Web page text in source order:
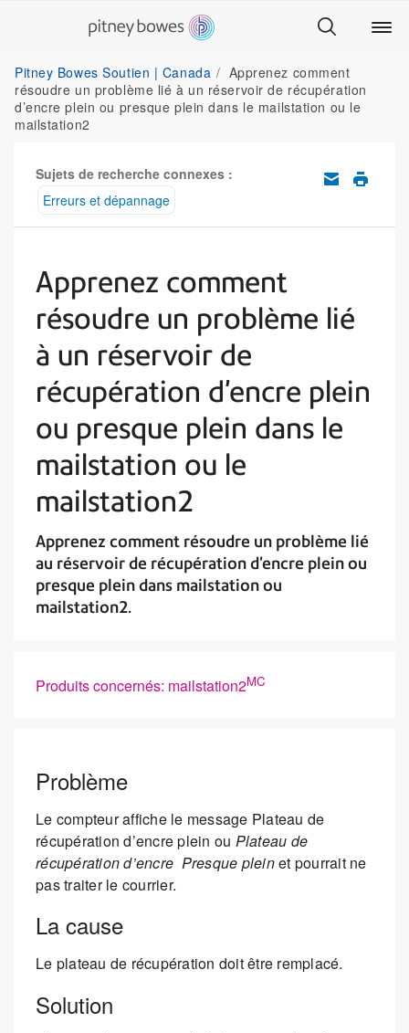
Pitney Bowes Soutien | Canada
Apprenez comment
résoudre un problème lié à un réservoir de récupération
d’encre plein ou presque plein dans le mailstation ou le
mailstation2
Sujets de recherche connexes :
Erreurs et dépannage
Apprenez comment
résoudre un problème lié
à un réservoir de
récupération d’encre plein
ou presque plein dans le
mailstation ou le
mailstation2
Apprenez comment résoudre un problème lié
au réservoir de récupération d’encre plein ou
presque plein dans mailstation ou
mailstation2.
Produits concernés: mailstation2MC
Problème
Le compteur affiche le message Plateau de
récupération d’encre plein ou Plateau de
récupération d’encre Presque pleinet pourrait ne
pas traiter le courrier.
La cause
Le plateau de récupération doit être remplacé.
Solution